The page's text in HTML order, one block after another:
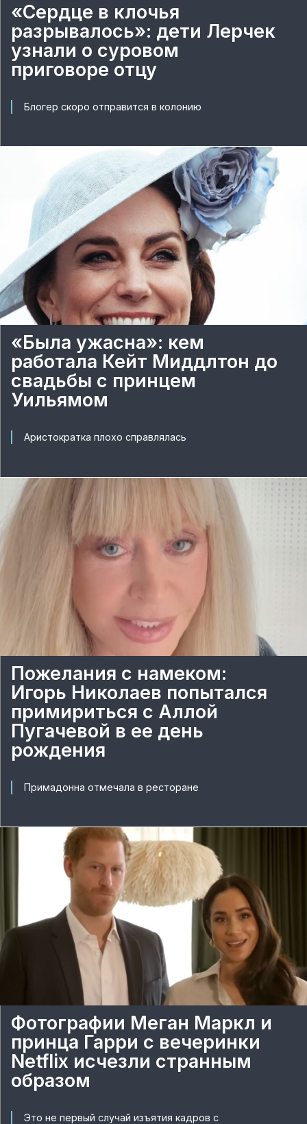
«Сердце в клочья
разрывалось»: дети Лерчек
узнали о суровом
приговоре отцу
Блогер скоро отправится в колонию
«Была ужасна»: кем
работала Кейт Миддлтон до
свадьбы с принцем
Уильямом
Аристократка плохо справлялась
Пожелания с намеком:
Игорь Николаев попытался
примириться с Аллой
Пугачевой в ее день
рождения
Примадонна отмечала в ресторане
Фотографии Меган Маркл и
принца Гарри с вечеринки
Netflix исчезли странным
образом
Это не первый случай изъятия кадров с